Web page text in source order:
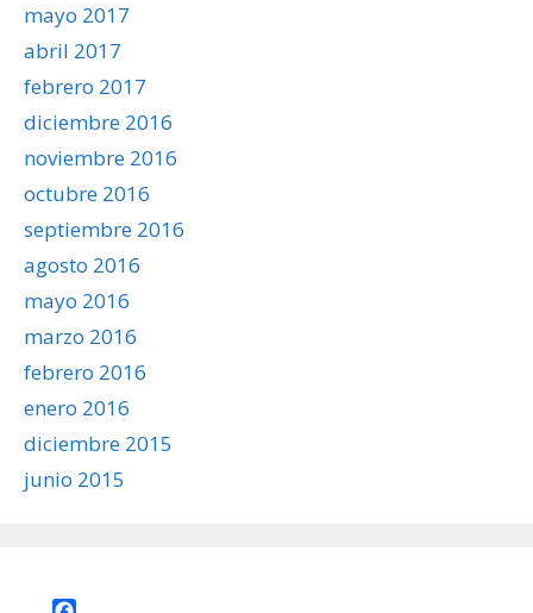
mayo 2017
abril 2017
febrero 2017
diciembre 2016
noviembre 2016
octubre 2016
septiembre 2016
agosto 2016
mayo 2016
marzo 2016
febrero 2016
enero 2016
diciembre 2015
junio 2015